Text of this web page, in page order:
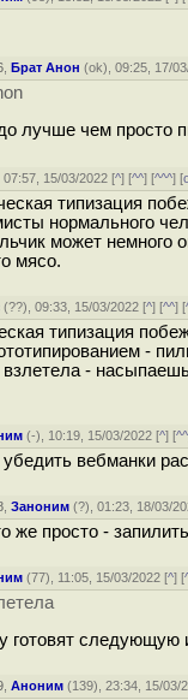
,Брат Анон (ok), 09:25, 17/
лучше чем просто
07:57, 15/03/2022 [^] [^^] [^^^] [
типизация
нормального
может
мясо.
(??), 09:33, 15/03/2022 [^] [^^] [
типизация
-
-
(-), 10:19, 15/03/2022 [^] [^^
вебманки
,Заноним (?), 01:23, 18/03/
же просто -
(77), 11:05, 15/03/2022 [^] [
готовят
,Аноним (139), 23:34, 15/03/